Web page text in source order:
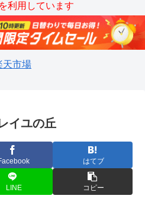
利用しています
天市場
イユの丘
はてブ
LINE コピー